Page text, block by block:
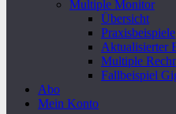
Multiple Monitor
Übersicht
Praxisbeispiele
Aktualisierter
Multiple
Fallbeispiel
Abo
Mein Konto